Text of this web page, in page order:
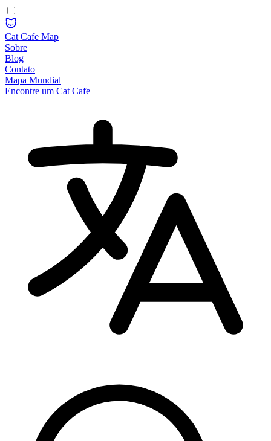
Cat Cafe Map
Sobre
Blog
Contato
Mapa Mundial
Encontre um Cat Cafe